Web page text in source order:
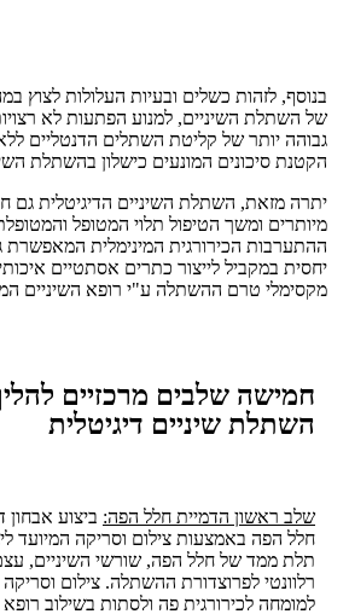
בנוסף, לזהות כשלים ובעיות העלולות לצוץ
של השתלת השיניים, למנוע הפתעות לא
גבוהה יותר של קליטת השתלים הדנטליים
הקטנת סיכונים המונעים כישלון בהשתלת
יתרה מזאת, השתלת השיניים הדיגיטלית גם
מיותרים ומשך הטיפול תלוי המטופל
ההתערבות הכירורגית המינימלית
יחסית במקביל לייצור כתרים אסתטיים
מקסימלי טרם ההשתלה ע"י רופא השיניים
חמישה שלבים מרכזיים
השתלת שיניים דיגיטלית
שלב ראשון הדמיית חלל הפה: ביצוע אבחון
חלל הפה באמצעות צילום וסריקה המיועד
תלת ממד של חלל הפה, שורשי השיניים,
רלוונטי לפרוצדורת ההשתלה. צילום
למומחה לכירורגית פה ולסתות בשילוב